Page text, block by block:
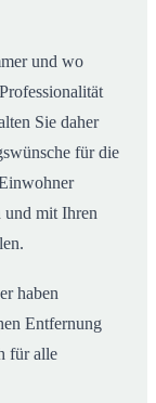
und wo
Sie daher
für die
und mit Ihren
haben
Entfernung
für alle